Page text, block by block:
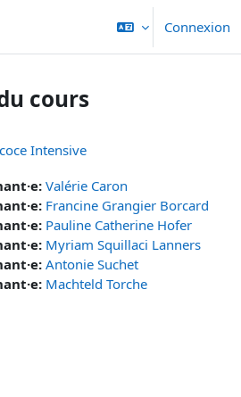
Connexion
cours
Intensive
Valérie Caron
Francine Grangier Borcard
Pauline Catherine Hofer
Myriam Squillaci Lanners
Antonie Suchet
Machteld Torche